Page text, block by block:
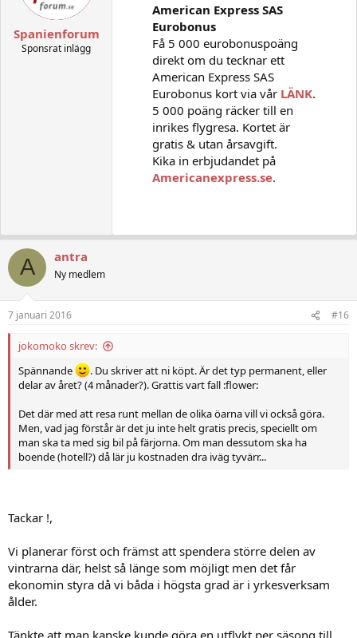
Spanienforum
Sponsrat inlägg
American Express SAS
Eurobonus
Få 5 000 eurobonuspoäng
direkt om du tecknar ett
American Express SAS
Eurobonus kort via vår LÄNK.
5 000 poäng räcker till en
inrikes flygresa. Kortet är
gratis & utan årsavgift.
Kika in erbjudandet på
Americanexpress.se.
A antra
Ny medlem
7 januari 2016 #16
jokomoko skrev:
Spännande
. Du skriver att ni köpt. Är det typ permanent, eller
delar av året? (4 månader?). Grattis vart fall :flower:
Det där med att resa runt mellan de olika öarna vill vi också göra.
Men, vad jag förstår är det ju inte helt gratis precis, speciellt om
man ska ta med sig bil på färjorna. Om man dessutom ska ha
boende (hotell?) då lär ju kostnaden dra iväg tyvärr...
Tackar !,
Vi planerar först och främst att spendera större delen av
vintrarna där, helst så länge som möjligt men det får
ekonomin styra då vi båda i högsta grad är i yrkesverksam
ålder.
Tänkte att man kanske kunde göra en utflykt per säsong till